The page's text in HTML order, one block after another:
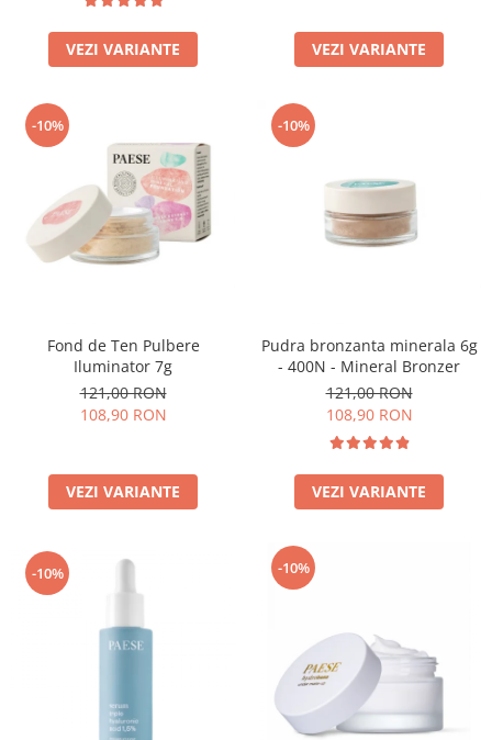
VEZI VARIANTE VEZI VARIANTE
-10%
Fond de Ten Pulbere
Iluminator 7g
121,00 RON
108,90 RON
VEZI VARIANTE
-10%
Pudra bronzanta minerala 6g
- 400N - Mineral Bronzer
121,00 RON
108,90 RON
VEZI VARIANTE
-10% -10%